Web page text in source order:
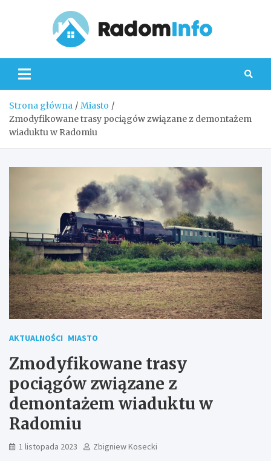
Strona główna
Miasto
Zmodyfikowane trasy pociągów związane z demontażem
wiaduktu w Radomiu
AKTUALNOŚCI MIASTO
Zmodyfikowane trasy
pociągów związane z
demontażem wiaduktu w
Radomiu
1 listopada 2023 Zbigniew Kosecki